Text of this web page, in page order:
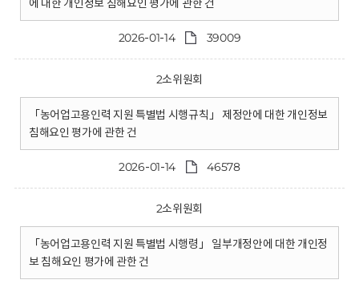
에 대한 개인정보 침해요인 평가에 관한 건
2026-01-14 39009
2소위원회
「농어업고용인력 지원 특별법 시행규칙」 제정안에 대한 개인정보
침해요인 평가에 관한 건
2026-01-14 46578
2소위원회
「농어업고용인력 지원 특별법 시행령」 일부개정안에 대한 개인정
보 침해요인 평가에 관한 건